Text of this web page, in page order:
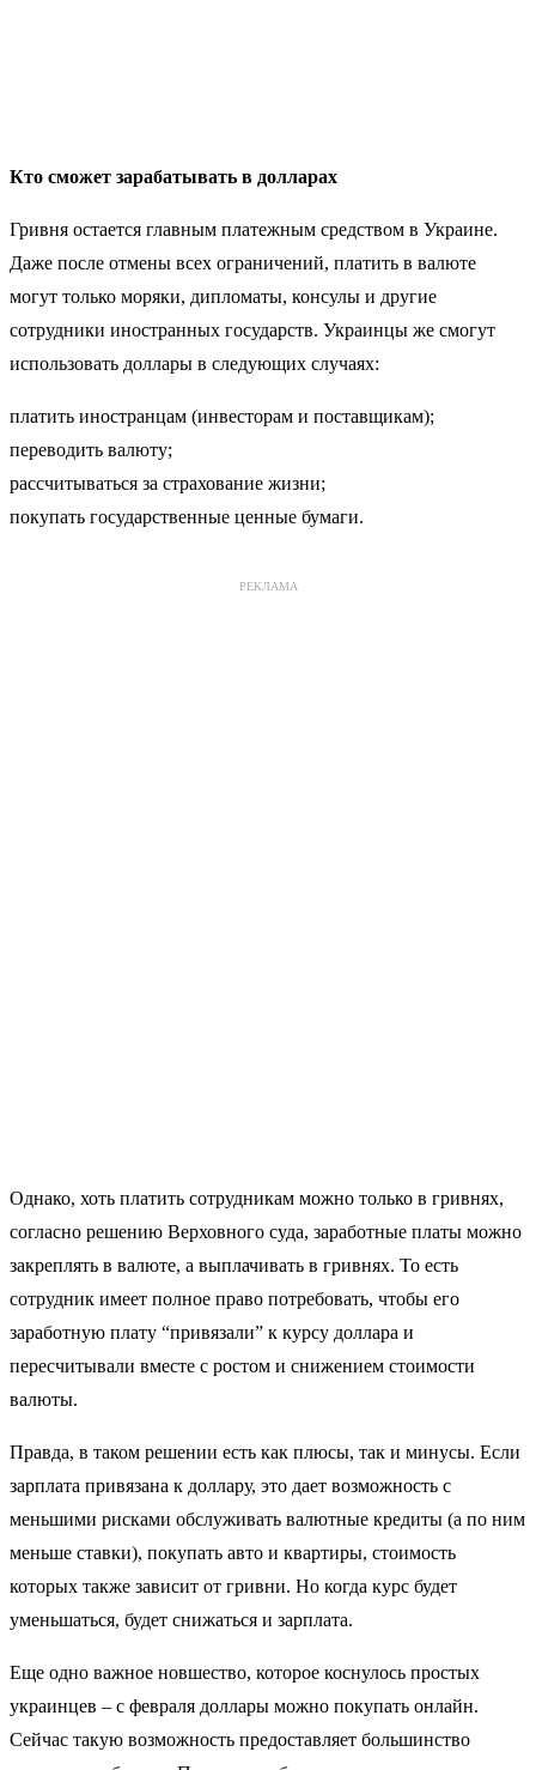
Кто сможет зарабатывать в долларах
Гривня остается главным платежным средством в Украине.
Даже после отмены всех ограничений, платить в валюте
могут только моряки, дипломаты, консулы и другие
сотрудники иностранных государств. Украинцы же смогут
использовать доллары в следующих случаях:
платить иностранцам (инвесторам и поставщикам);
переводить валюту;
рассчитываться за страхование жизни;
покупать государственные ценные бумаги.
РЕКЛАМА
Однако, хоть платить сотрудникам можно только в гривнях,
согласно решению Верховного суда, заработные платы можно
закреплять в валюте, а выплачивать в гривнях. То есть
сотрудник имеет полное право потребовать, чтобы его
заработную плату “привязали” к курсу доллара и
пересчитывали вместе с ростом и снижением стоимости
валюты.
Правда, в таком решении есть как плюсы, так и минусы. Если
зарплата привязана к доллару, это дает возможность с
меньшими рисками обслуживать валютные кредиты (а по ним
меньше ставки), покупать авто и квартиры, стоимость
которых также зависит от гривни. Но когда курс будет
уменьшаться, будет снижаться и зарплата.
Еще одно важное новшество, которое коснулось простых
украинцев – с февраля доллары можно покупать онлайн.
Сейчас такую возможность предоставляет большинство